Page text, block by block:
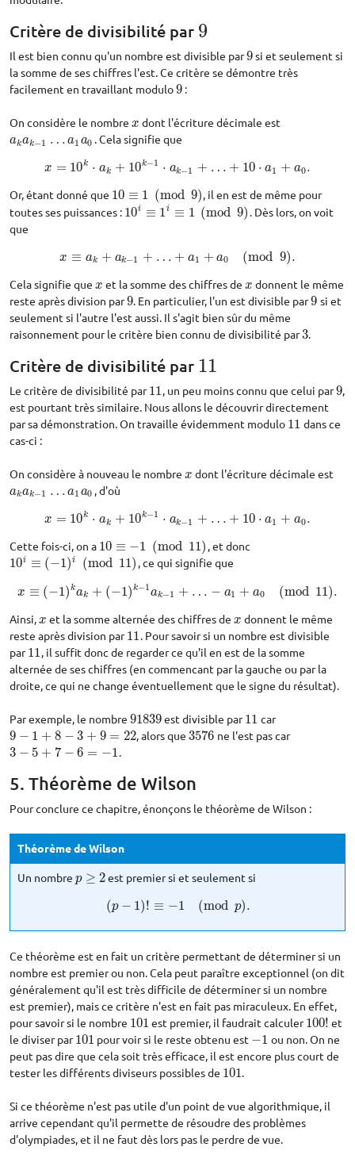
Critère de divisibilité par 9
9
Il est bien connu qu'un nombre est divisible par9
9si et seulement si
la somme de ses chiffres l'est. Ce critère se démontre très
facilement en travaillant modulo9
9 :
On considère le nombre x
x dont l'écriture décimale est
akak−1 … a1 a0
akak− 1 … a 1a0 . Cela signifie que
x = 10k ⋅ ak + 10k−1 ⋅ ak−1 + … + 10 ⋅ a1 + a0.
x = 10 k⋅a k+10k− 1 ⋅ak −1 +…+10⋅a 1+a 0.
Or, étant donné que 10 ≡ 1 (mod 9)
10 ≡1( mod9)
, il en est de même pour
toutes ses puissances : 10i ≡ 1i ≡ 1 (mod 9)
10i≡ 1i ≡1( mod )
. Dès lors, on voit
que
x ≡ ak + ak−1 + … + a1 + a0 (mod 9).
x≡ak+a k−1+… +a 1+ a0( mod 9).
Cela signifie que x
x et la somme des chiffres dex
x donnent le même
reste après division par9
9. En particulier, l'un est divisible par9
9 si et
seulement si l'autre l'est aussi. Il s'agit bien sûr du même
raisonnement pour le critère bien connu de divisibilité par3
3.
Critère de divisibilité par 11
11
Le critère de divisibilité par11
11, un peu moins connu que celui par9
9,
est pourtant très similaire. Nous allons le découvrir directement
par sa démonstration. On travaille évidemment modulo 11
11 dans ce
cas-ci :
On considère à nouveau le nombre x
x dont l'écriture décimale est
akak−1 … a1 a0
akak−1 … a 1a0 , d'où
x = 10k ⋅ ak + 10k−1 ⋅ ak−1 + … + 10 ⋅ a1 + a0.
x = 10 k⋅a k+10k− 1 ⋅ak −1 +…+10⋅a 1+a 0.
Cette fois-ci, on a 10 ≡ −1 (mod 11)
10 ≡−1(mod11) , et donc
10i ≡ (−1)i (mod 11)
10i≡ (− 1)i(mod 11) , ce qui signifie que
x ≡ (−1)kak + (−1)k−1 ak−1 + … − a1 + a0 (mod 11).
x≡(− 1)kak+(−1)k−1ak −1+… − a1 +a 0(mod ).
Ainsi,x
x et la somme alternée des chiffres dex
x donnent le même
reste après division par11
11. Pour savoir si un nombre est divisible
par11
11, il suffit donc de regarder ce qu'il en est de la somme
alternée de ses chiffres (en commencant par la gauche ou par la
droite, ce qui ne change éventuellement que le signe du résultat).
Par exemple, le nombre 91839
91839est divisible par11
11 car
9 − 1 + 8 − 3 + 9 = 22
9 −1 +8 −3 +9=22 , alors que3576
3576 ne l'est pas car
3 − 5 + 7 − 6 = −1
3 −5 +7 −6 =−1 .
5. Théorème de Wilson
Pour conclure ce chapitre, énonçons le théorème de Wilson :
Théorème de Wilson
Un nombre p ≥ 2
p≥2 est premier si et seulement si
(p − 1)! ≡ −1 (mod p).
(p− 1)! ≡−1( modp).
Ce théorème est en fait un critère permettant de déterminer si un
nombre est premier ou non. Cela peut paraître exceptionnel (on dit
généralement qu'il est très difficile de déterminer si un nombre
est premier), mais ce critère n'est en fait pas miraculeux. En effet,
pour savoir si le nombre 101
101est premier, il faudrait calculer100!
100! et
le diviser par101
101 pour voir si le reste obtenu est −1
−1 ou non. On ne
peut pas dire que cela soit très efficace, il est encore plus court de
tester les différents diviseurs possibles de 101
101.
Si ce théorème n'est pas utile d'un point de vue algorithmique, il
arrive cependant qu'il permette de résoudre des problèmes
d'olympiades, et il ne faut dès lors pas le perdre de vue.